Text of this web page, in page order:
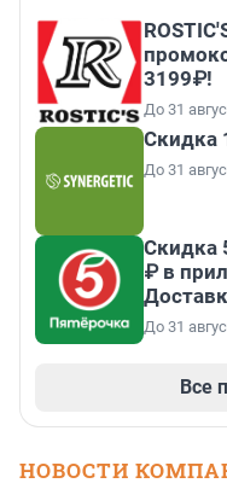
3199₽!
До 31
Скидка
До 31
Скидка
₽ в
До 31
Все
НОВОСТИ